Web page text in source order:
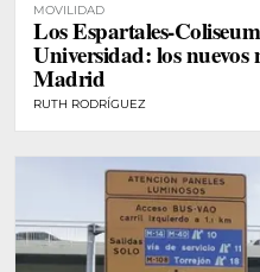
MOVILIDAD
Los Espartales-
Universidad: los
Madrid
RUTH RODRÍGUEZ